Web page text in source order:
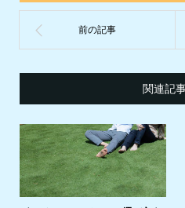
関連記